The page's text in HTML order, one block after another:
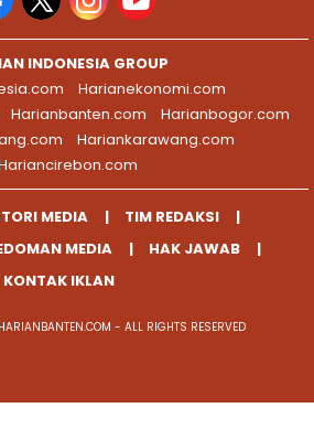
INDONESIA GROUP
Harianekonomi.com
Harianbanten.com
Harianbogor.com
Hariankarawang.com
MEDIA
TIM REDAKSI
MEDIA
HAK JAWAB
KONTAK IKLAN
- ALL RIGHTS RESERVED